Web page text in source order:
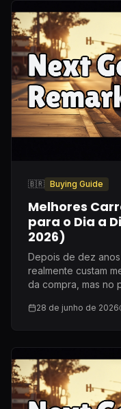
🇧🇷 Buying Guide
Melhores
para o Dia a
2026)
Depois de dez
realmente custam
da compra, mas no
28 de junho de 2026